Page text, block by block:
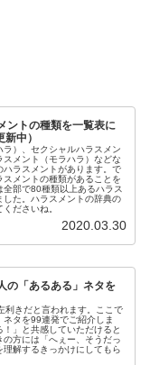
ントの種類を一覧表に
中）
）、セクシャルハラスメン
スメント（モラハラ）などな
ラスメントがあります。で
スメントの種類があることを
全部で80種類以上あるハラス
した。ハラスメントの辞典の
ださいね。
2020.03.30
の「あるある」ネタを
利きだと言われます。ここで
タを99連発でご紹介しま
」と共感していただけると
の方には「へぇー、そうだっ
解するきっかけにしてもら